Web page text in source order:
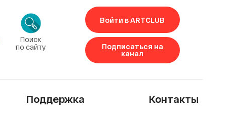
Поиск
по сайту
Войти в ARTCLUB
Подписаться на
канал
Поддержка Контакты